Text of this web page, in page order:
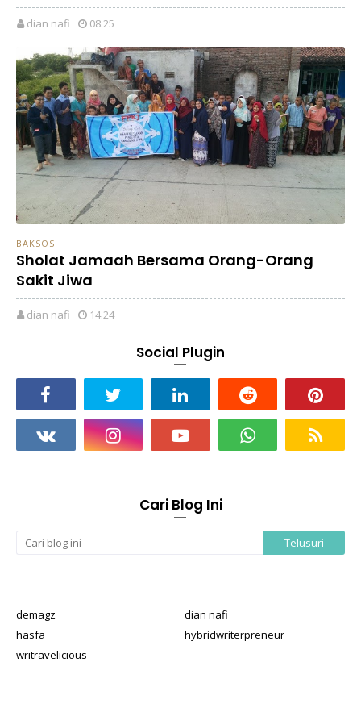
dian nafi 08.25
BAKSOS
Sholat Jamaah Bersama Orang-Orang
Sakit Jiwa
dian nafi 14.24
Social Plugin
Cari Blog Ini
demagz
dian nafi
hasfa
hybridwriterpreneur
writravelicious